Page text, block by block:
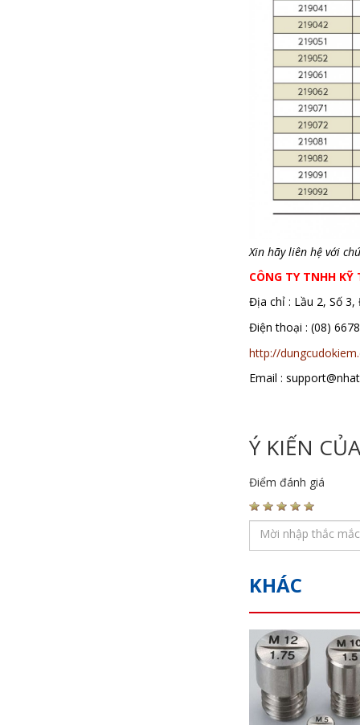
Xin hãy liên hệ với
CÔNG TY TNHH
Địa chỉ : Lầu 2, Số
Điện thoại : (08)
http://
Email :
Ý KIẾN
Điểm đánh giá
KHÁC